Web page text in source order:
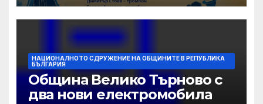
НАЦИОНАЛНОТО СДРУЖЕНИЕ НА ОБЩИНИТЕ В РЕПУБЛИКА
БЪЛГАРИЯ
Община Велико Търново с
два нови електромобила